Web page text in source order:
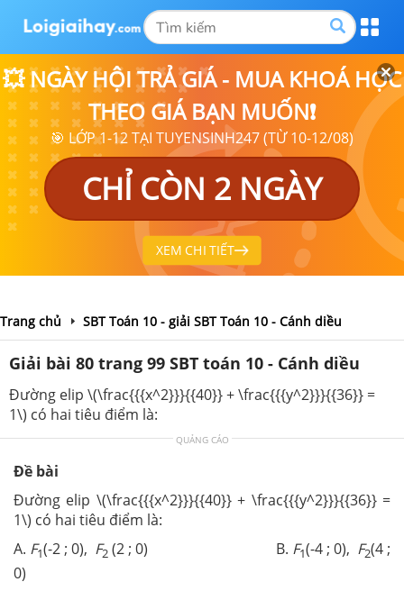
💥 NGÀY HỘI TRẢ GIÁ - MUA KHOÁ HỌC
THEO GIÁ BẠN MUỐN❗
🎯 LỚP 1-12 TẠI TUYENSINH247 (TỪ 10-12/08)
CHỈ CÒN 2 NGÀY
XEM CHI TIẾT
Trang chủ SBT Toán 10 - giải SBT Toán 10 - Cánh diều
Giải bài 80 trang 99 SBT toán 10 - Cánh diều
Đường elip \(\frac{{{x^2}}}{{40}} + \frac{{{y^2}}}{{36}} =
1\) có hai tiêu điểm là:
QUẢNG CÁO
Đề bài
Đường elip \(\frac{{{x^2}}}{{40}} + \frac{{{y^2}}}{{36}} =
1\) có hai tiêu điểm là:
A. F1(-2 ; 0), F2 (2 ; 0) B. F1(-4 ; 0), F2(4 ;
0)